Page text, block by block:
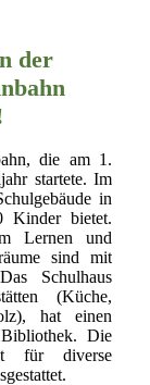
der
die am 1.
startete. Im
in
Kinder bietet.
Lernen und
sind mit
Schulhaus
(Küche,
hat einen
Die
für diverse